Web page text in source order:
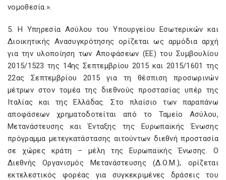
νομοθεσία.».
5. Η Υπηρεσία Ασύλου του Υπουργείου Εσωτερικών και
Διοικητικής Ανασυγκρότησης ορίζεται ως αρμόδια αρχή
για την υλοποίηση των Αποφάσεων (ΕΕ) του Συμβουλίου
2015/1523 της 14ης Σεπτεμβρίου 2015 και 2015/1601 της
22ας Σεπτεμβρίου 2015 για τη θέσπιση προσωρινών
μέτρων στον τομέα της διεθνούς προστασίας υπέρ της
Ιταλίας και της Ελλάδας. Στο πλαίσιο των παραπάνω
αποφάσεων χρηματοδοτείται από το Ταμείο Ασύλου,
Μετανάστευσης και Ένταξης της Ευρωπαϊκής Ένωσης
πρόγραμμα μετεγκατάστασης αιτούντων διεθνή προστασία
σε χώρες κράτη – μέλη της Ευρωπαϊκής Ένωσης. Ο
Διεθνής Οργανισμός Μετανάστευσης (Δ.Ο.Μ.), ορίζεται
εκτελεστικός φορέας για συγκεκριμένες δράσεις του